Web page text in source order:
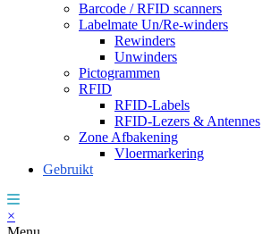
Barcode / RFID scanners
Labelmate Un/Re-winders
Rewinders
Unwinders
Pictogrammen
RFID
RFID-Labels
RFID-Lezers & Antennes
Zone Afbakening
Vloermarkering
Gebruikt
×